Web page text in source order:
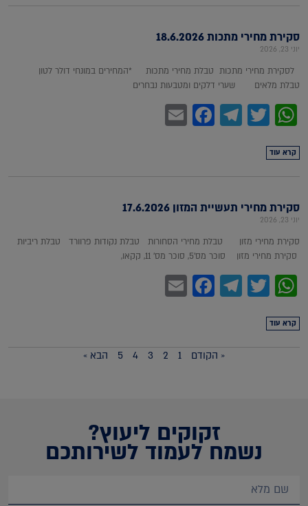
סקירת מחירי מתכות 18.6.2026
יוני 23, 2026
לסקירת מחירי מתכות טבלת מחירי מתכות *המחירים במונחי דולר לטון
טבלת מלאים שערי דלקים ומטבעות נבחרים
WhatsApp
Twitter
Telegram
Facebook
קרא עוד
סקירת מחירי תעשיית המזון 17.6.2026
יוני 23, 2026
סקירת מחירי מזון טבלת מחירי הסחורות טבלת נקודות פרוורד טבלת ריביות
סקירת מחירי מזון סוכר מס'5, סוכר מס' 11, קקאו,
WhatsApp
Twitter
Telegram
Facebook
קרא עוד
« הקודם 1
2
3
4
5 הבא »
זקוקים ליעוץ?
נשמח לעמוד לשירותכם